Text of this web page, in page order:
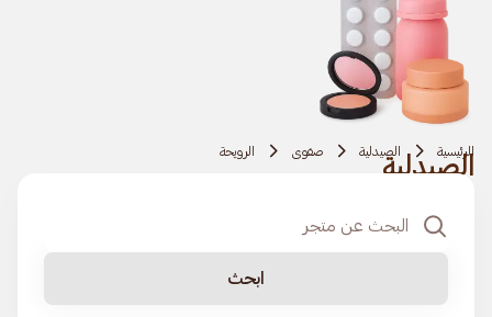
الرئيسية الصيدلية صفوى الرويحة
الصيدلية
ابحث